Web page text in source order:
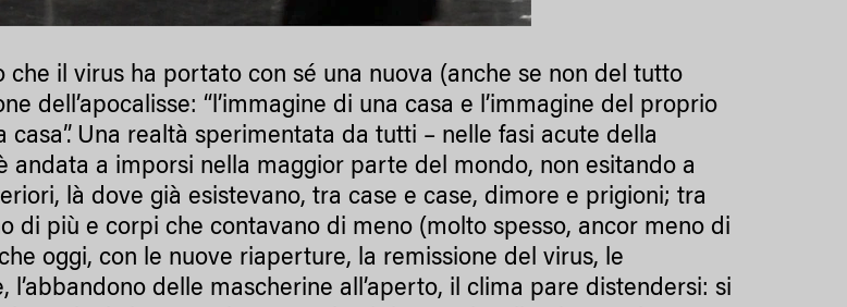
che il virus ha portato con sé una nuova (anche se non del tutto
dell’apocalisse: “l’immagine di una casa e l’immagine del proprio
casa”. Una realtà sperimentata da tutti – nelle fasi acute della
andata a imporsi nella maggior parte del mondo, non esitando a
là dove già esistevano, tra case e case, dimore e prigioni; tra
di più e corpi che contavano di meno (molto spesso, ancor meno di
oggi, con le nuove riaperture, la remissione del virus, le
l’abbandono delle mascherine all’aperto, il clima pare distendersi: si